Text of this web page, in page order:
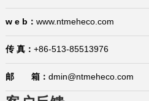
w e b： www.ntmeheco.com
传 真： +86-513-85513976
邮 箱： dmin@ntmeheco.com